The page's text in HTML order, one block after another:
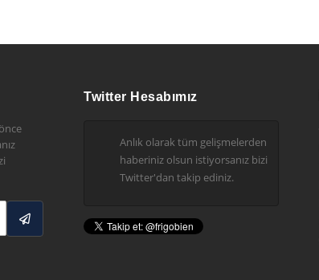
Twitter Hesabımız
Anlık olarak tüm gelişmelerden
haberiniz olsun istiyorsanız bizi
Twitter'dan takip ediniz.